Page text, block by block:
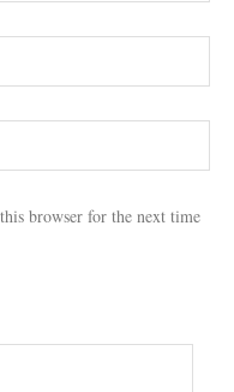
browser for the next time